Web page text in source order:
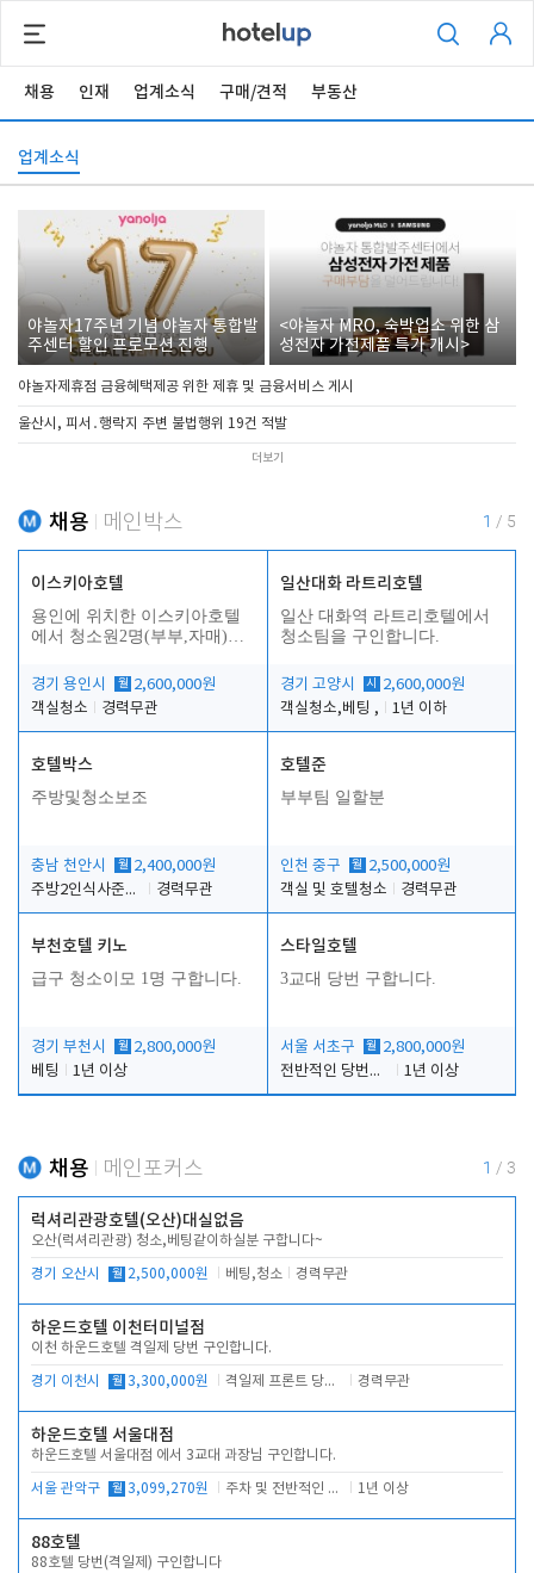
채용 인재 업계소식 구매/견적 부동산
업계소식
야놀자17주년 기념 야놀자 통합발
주센터 할인 프로모션 진행
<야놀자 MRO, 숙박업소 위한 삼
성전자 가전제품 특가 개시>
야놀자제휴점 금융혜택제공 위한 제휴 및 금융서비스 게시
울산시, 피서․행락지 주변 불법행위 19건 적발
더보기
채용 메인박스 1 / 5
이스키아호텔
용인에 위치한 이스키아호텔
에서 청소원2명(부부,자매)을
경기 용인시
월 2,600,000원
객실청소
경력무관
일산대화 라트리호텔
일산 대화역 라트리호텔에서
청소팀을 구인합니다.
경기 고양시 시
2,600,000원
객실청소,베팅 ,
1년 이하
호텔박스
주방및청소보조
충남 천안시 월 2,400,000원
주방2인식사준비및청소린렌보조
경력무관
호텔준
부부팀 일할분
인천 중구 월 2,500,000원
객실 및 호텔청소
경력무관
부천호텔 키노
급구 청소이모 1명 구합니다.
경기 부천시 월 2,800,000원
베팅
1년 이상
스타일호텔
3교대 당번 구합니다.
서울 서초구 월 2,800,000원
전반적인 당번업무
1년 이상
채용 메인포커스 1 / 3
럭셔리관광호텔(오산)대실없음
오산(럭셔리관광) 청소,베팅같이하실분 구합니다~
경기 오산시 월 2,500,000원 베팅,청소 경력무관
하운드호텔 이천터미널점
이천 하운드호텔 격일제 당번 구인합니다.
경기 이천시 월 3,300,000원 격일제 프론트 당번 업무로 주차 및 객실 점검 경력무관
하운드호텔 서울대점
하운드호텔 서울대점 에서 3교대 과장님 구인합니다.
서울 관악구 월 3,099,270원 주차 및 전반적인 당번업무 1년 이상
88호텔
88호텔 당번(격일제) 구인합니다